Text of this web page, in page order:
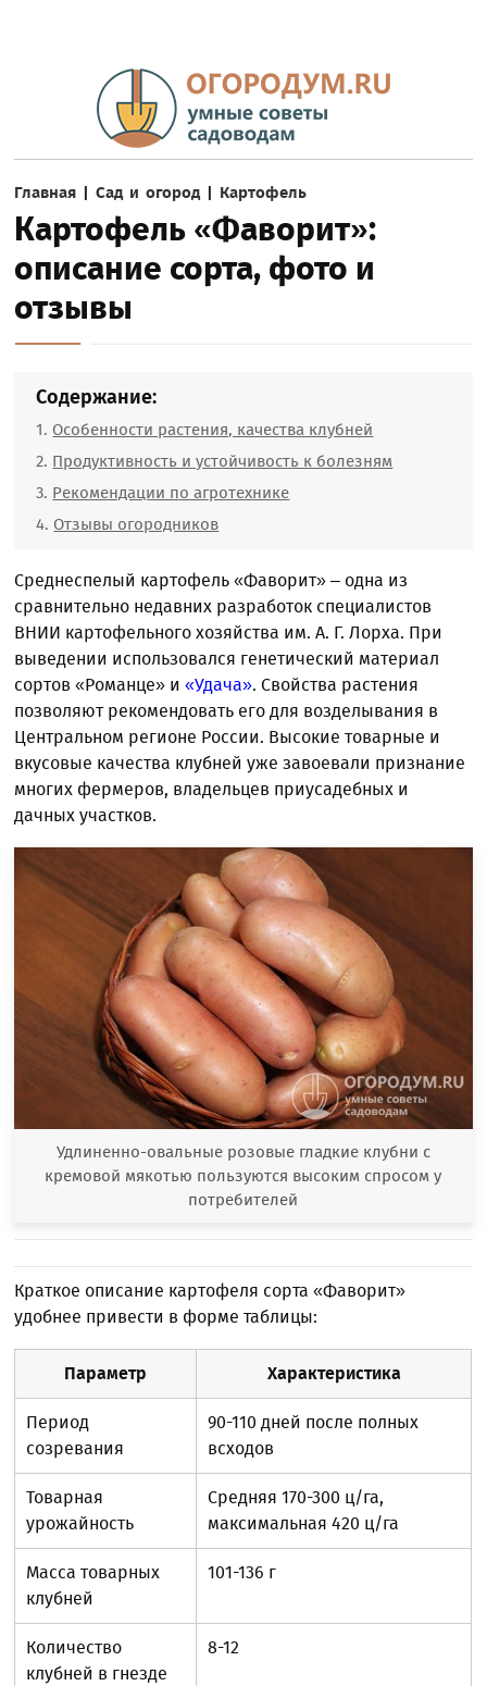
Главная |Сад и огород | Картофель
Картофель «Фаворит»:
описание сорта, фото и
отзывы
Содержание:
Особенности растения, качества клубней
Продуктивность и устойчивость к болезням
Рекомендации по агротехнике
Отзывы огородников
Среднеспелый картофель «Фаворит» – одна из
сравнительно недавних разработок специалистов
ВНИИ картофельного хозяйства им. А. Г. Лорха. При
выведении использовался генетический материал
сортов «Романце» и«Удача». Свойства растения
позволяют рекомендовать его для возделывания в
Центральном регионе России. Высокие товарные и
вкусовые качества клубней уже завоевали признание
многих фермеров, владельцев приусадебных и
дачных участков.
Удлиненно-овальные розовые гладкие клубни с
кремовой мякотью пользуются высоким спросом у
потребителей
Краткое описание картофеля сорта «Фаворит»
удобнее привести в форме таблицы:
Параметр Характеристика
Период
созревания
90-110 дней после полных
всходов
Товарная
урожайность
Средняя 170-300 ц/га,
максимальная 420 ц/га
Масса товарных
клубней
101-136 г
Количество
клубней в гнезде
8-12